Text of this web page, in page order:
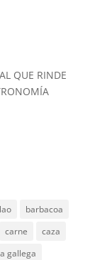
QUE RINDE
barbacoa
carne
caza
gallega